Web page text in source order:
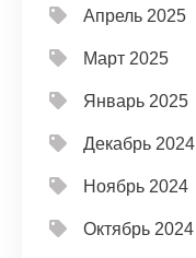
Апрель 2025
Март 2025
Январь 2025
Декабрь 2024
Ноябрь 2024
Октябрь 2024